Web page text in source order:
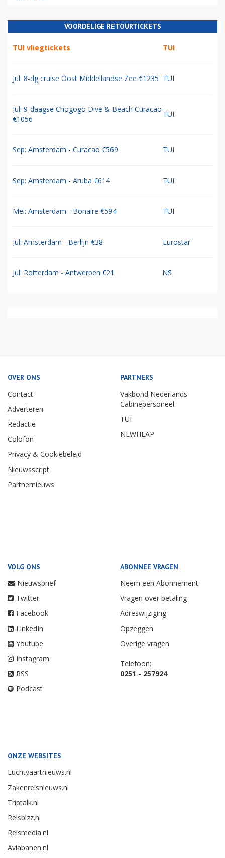
VOORDELIGE RETOURTICKETS
TUI vliegtickets TUI
Jul: 8-dg cruise Oost Middellandse Zee €1235 TUI
Jul: 9-daagse Chogogo Dive & Beach Curacao
€1056
TUI
Sep: Amsterdam - Curacao €569 TUI
Sep: Amsterdam - Aruba €614 TUI
Mei: Amsterdam - Bonaire €594 TUI
Jul: Amsterdam - Berlijn €38 Eurostar
Jul: Rotterdam - Antwerpen €21 NS
OVER ONS
Contact
Adverteren
Redactie
Colofon
Privacy & Cookiebeleid
Nieuwsscript
Partnernieuws
PARTNERS
Vakbond Nederlands
Cabinepersoneel
TUI
NEWHEAP
VOLG ONS
Nieuwsbrief
Twitter
Facebook
LinkedIn
Youtube
Instagram
RSS
Podcast
ABONNEE VRAGEN
Neem een Abonnement
Vragen over betaling
Adreswijziging
Opzeggen
Overige vragen
Telefoon:
0251 - 257924
ONZE WEBSITES
Luchtvaartnieuws.nl
Zakenreisnieuws.nl
Triptalk.nl
Reisbizz.nl
Reismedia.nl
Aviabanen.nl